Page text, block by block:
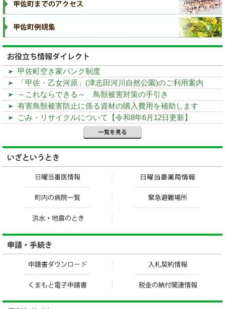
甲佐町空き家バンク制度
「甲佐・乙女河原」(津志田河川自然公園)のご利用案内
～これならできる～ 鳥獣被害対策の手引き
有害鳥獣被害防止に係る資材の購入費用を補助します
ごみ・リサイクルについて【令和8年6月12日更新】